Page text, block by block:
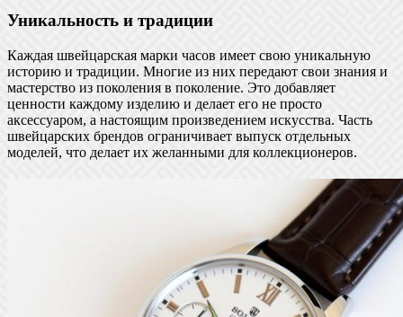
Уникальность и традиции
Каждая швейцарская марки часов имеет свою уникальную
историю и традиции. Многие из них передают свои знания и
мастерство из поколения в поколение. Это добавляет
ценности каждому изделию и делает его не просто
аксессуаром, а настоящим произведением искусства. Часть
швейцарских брендов ограничивает выпуск отдельных
моделей, что делает их желанными для коллекционеров.